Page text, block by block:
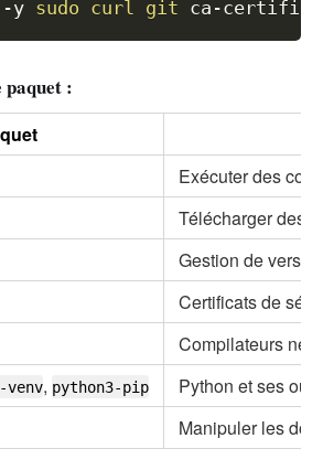
-y sudo curl git
paquet :
Exécuter des
Télécharger des
Gestion de
Certificats de
Compilateurs
venv, python3-pip Python et ses
Manipuler les